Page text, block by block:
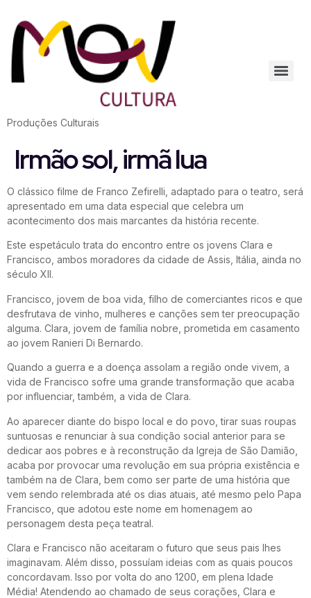
Produções Culturais
Irmão sol, irmã lua
O clássico filme de Franco Zefirelli, adaptado para o teatro, será
apresentado em uma data especial que celebra um
acontecimento dos mais marcantes da história recente.
Este espetáculo trata do encontro entre os jovens Clara e
Francisco, ambos moradores da cidade de Assis, Itália, ainda no
século XII.
Francisco, jovem de boa vida, filho de comerciantes ricos e que
desfrutava de vinho, mulheres e canções sem ter preocupação
alguma. Clara, jovem de família nobre, prometida em casamento
ao jovem Ranieri Di Bernardo.
Quando a guerra e a doença assolam a região onde vivem, a
vida de Francisco sofre uma grande transformação que acaba
por influenciar, também, a vida de Clara.
Ao aparecer diante do bispo local e do povo, tirar suas roupas
suntuosas e renunciar à sua condição social anterior para se
dedicar aos pobres e à reconstrução da Igreja de São Damião,
acaba por provocar uma revolução em sua própria existência e
também na de Clara, bem como ser parte de uma história que
vem sendo relembrada até os dias atuais, até mesmo pelo Papa
Francisco, que adotou este nome em homenagem ao
personagem desta peça teatral.
Clara e Francisco não aceitaram o futuro que seus pais lhes
imaginavam. Além disso, possuíam ideias com as quais poucos
concordavam. Isso por volta do ano 1200, em plena Idade
Média! Atendendo ao chamado de seus corações, Clara e